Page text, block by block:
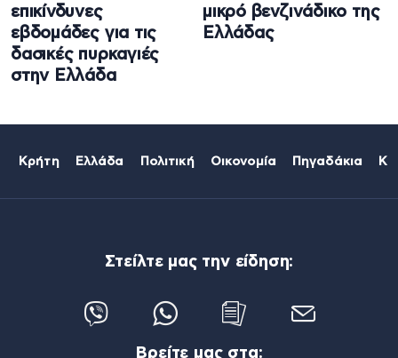
επικίνδυνες
εβδομάδες για τις
δασικές πυρκαγιές
στην Ελλάδα
μικρό βενζινάδικο της
Ελλάδας
Κρήτη Ελλάδα Πολιτική Οικονομία Πηγαδάκια
Στείλτε μας την είδηση:
Βρείτε μας στα: